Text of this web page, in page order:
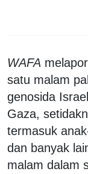
WAFA
satu malam
genosida
Gaza,
termasuk
dan banyak
malam dalam